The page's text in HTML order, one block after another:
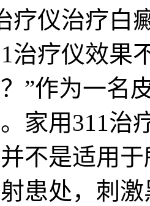
疗仪治疗白
治疗仪效果
”作为一名
家用311治
不是适用
患处，刺